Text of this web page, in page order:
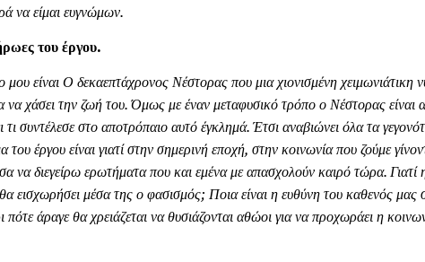
να είμαι ευγνώμων.
του έργου.
είναι Ο δεκαεπτάχρονος Νέστορας που μια χιονισμένη χειμωνιάτικη
να χάσει την ζωή του. Όμως με έναν μεταφυσικό τρόπο ο Νέστορας είναι
τι συντέλεσε στο αποτρόπαιο αυτό έγκλημά. Έτσι αναβιώνει όλα τα
έργου είναι γιατί στην σημερινή εποχή, στην κοινωνία που ζούμε
να διεγείρω ερωτήματα που και εμένα με απασχολούν καιρό τώρα. Γιατί
εισχωρήσει μέσα της ο φασισμός; Ποια είναι η ευθύνη του καθενός μας
πότε άραγε θα χρειάζεται να θυσιάζονται αθώοι για να προχωράει η